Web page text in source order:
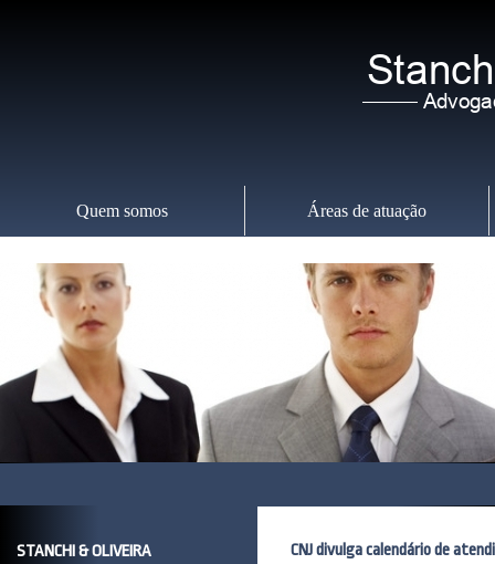
Quem somos Áreas de atuação
STANCHI & OLIVEIRA CNJ divulga calendário de